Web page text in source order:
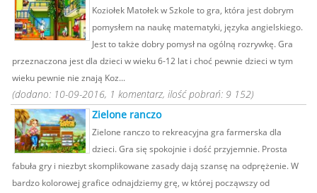
Koziołek Matołek w Szkole to gra, która jest dobrym
pomysłem na naukę matematyki, języka angielskiego.
Jest to także dobry pomysł na ogólną rozrywkę. Gra
przeznaczona jest dla dzieci w wieku 6-12 lat i choć pewnie dzieci w tym
wieku pewnie nie znają Koz...
(dodano: 10-09-2016, 1 komentarz, ilość pobrań: 9 152)
Zielone ranczo
Zielone ranczo to rekreacyjna gra farmerska dla
dzieci. Gra się spokojnie i dość przyjemnie. Prosta
fabuła gry i niezbyt skomplikowane zasady dają szansę na odprężenie. W
bardzo kolorowej grafice odnajdziemy grę, w której począwszy od